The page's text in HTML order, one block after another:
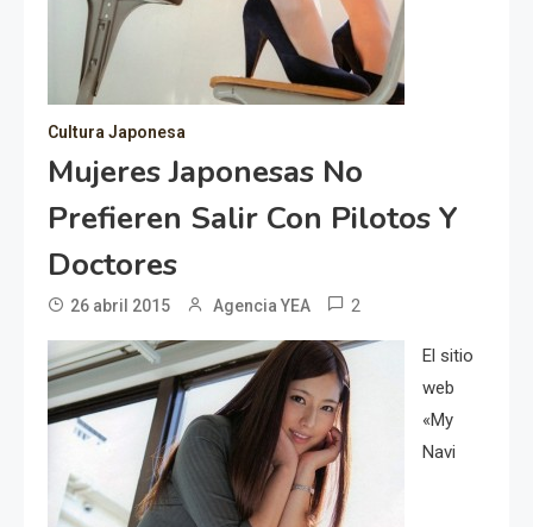
Cultura Japonesa
Mujeres Japonesas No
Prefieren Salir Con Pilotos Y
Doctores
26 abril 2015 Agencia YEA 2
El sitio
web
«My
Navi